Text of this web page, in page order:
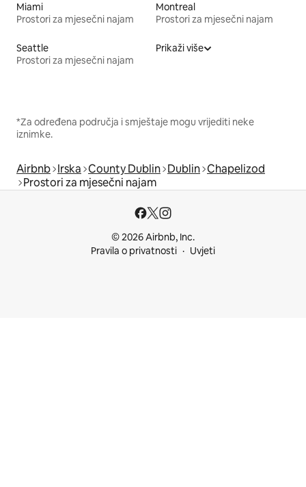
Miami
Prostori za mjesečni najam
Montreal
Prostori za mjesečni najam
Seattle
Prostori za mjesečni najam
Prikaži više
*Za određena područja i smještaje mogu vrijediti neke
iznimke.
Airbnb Irska County Dublin Dublin Chapelizod
Prostori za mjesečni najam
© 2026 Airbnb, Inc.
Pravila o privatnosti
Uvjeti